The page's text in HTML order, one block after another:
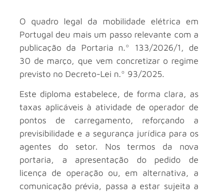
O quadro legal da mobilidade elétrica em
Portugal deu mais um passo relevante com a
publicação da Portaria n.º 133/2026/1, de
30 de março, que vem concretizar o regime
previsto no Decreto-Lei n.º 93/2025.
Este diploma estabelece, de forma clara, as
taxas aplicáveis à atividade de operador de
pontos de carregamento, reforçando a
previsibilidade e a segurança jurídica para os
agentes do setor. Nos termos da nova
portaria, a apresentação do pedido de
licença de operação ou, em alternativa, a
comunicação prévia, passa a estar sujeita a